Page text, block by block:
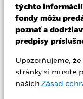
týchto informácií
fondy môžu
poznať a
predpisy
Upozorňujeme,
stránky si musíte
našich Zásad
Dôležitá informácia:
príjmov z nich môže
Investori nesmú
Dôležité informácie:
investície a výnosy z
investície nemožno
podobne ako akcie a